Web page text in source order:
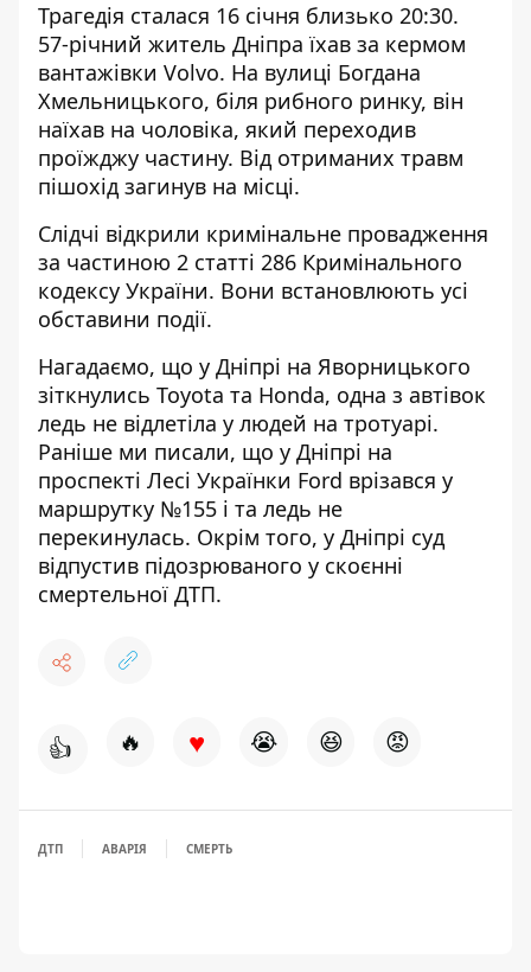
Трагедія сталася 16 січня близько 20:30.
57-річний житель Дніпра їхав за кермом
вантажівки Volvo. На вулиці Богдана
Хмельницького, біля рибного ринку, він
наїхав на чоловіка, який переходив
проїжджу частину. Від отриманих травм
пішохід загинув на місці.
Слідчі відкрили кримінальне провадження
за частиною 2 статті 286 Кримінального
кодексу України. Вони встановлюють усі
обставини події.
Нагадаємо, що у Дніпрі на Яворницького
зіткнулись Toyota та Honda, одна з автівок
ледь не відлетіла у людей на тротуарі.
Раніше ми писали, що у Дніпрі на
проспекті Лесі Українки Ford врізався у
маршрутку №155 і та ледь не
перекинулась. Окрім того, у Дніпрі суд
відпустив підозрюваного у скоєнні
смертельної ДТП.
👍 🔥 ♥ 😭 😆 😡
ДТП АВАРІЯ СМЕРТЬ